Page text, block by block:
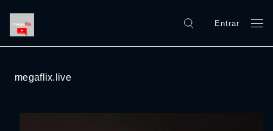
Entrar
megaflix.live